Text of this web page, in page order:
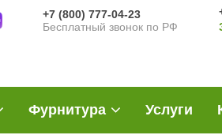
+7 (800) 777-04-23
Бесплатный звонок по РФ
Фурнитура Услуги